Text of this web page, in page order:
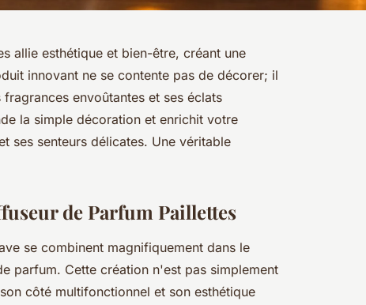
allie esthétique et bien-être, créant une
innovant ne se contente pas de décorer; il
envoûtantes et ses éclats
la simple décoration et enrichit votre
ses senteurs délicates. Une véritable
de Parfum Paillettes
se combinent magnifiquement dans le
parfum. Cette création n'est pas simplement
côté multifonctionnel et son esthétique